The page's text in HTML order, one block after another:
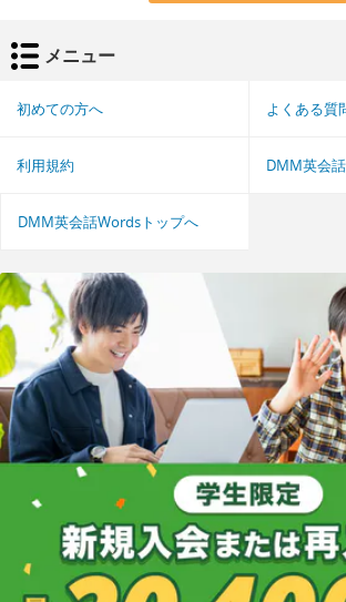
メニュー
初めての方へ よくある質
利用規約 DMM英会
DMM英会話Wordsトップへ